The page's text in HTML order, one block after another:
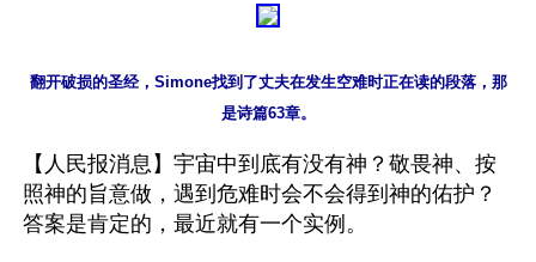
翻开破损的圣经，Simone找到了丈夫在发生空难时正在读的段落，那
【人民报消息】宇宙中到底有没有神？敬畏神、按
照神的旨意做，遇到危难时会不会得到神的佑护？
答案是肯定的，最近就有一个实例。